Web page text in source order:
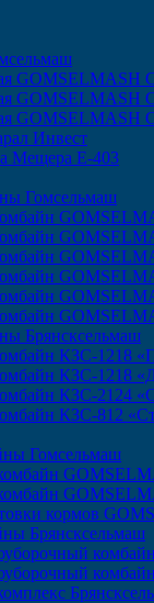
GOMSELMASH
GOMSELMASH
GOMSELMASH
Инвест
Мещера Е-403
Гомсельмаш
Брянсксельмаш
КЗС-1218
КЗС-1218
КЗС-2124
КЗС-812
Гомсельмаш
кормов
Брянсксельмаш